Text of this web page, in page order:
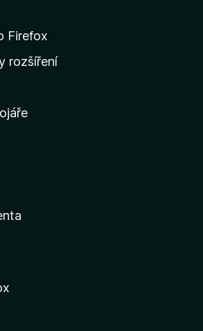
Firefox
rozšíření